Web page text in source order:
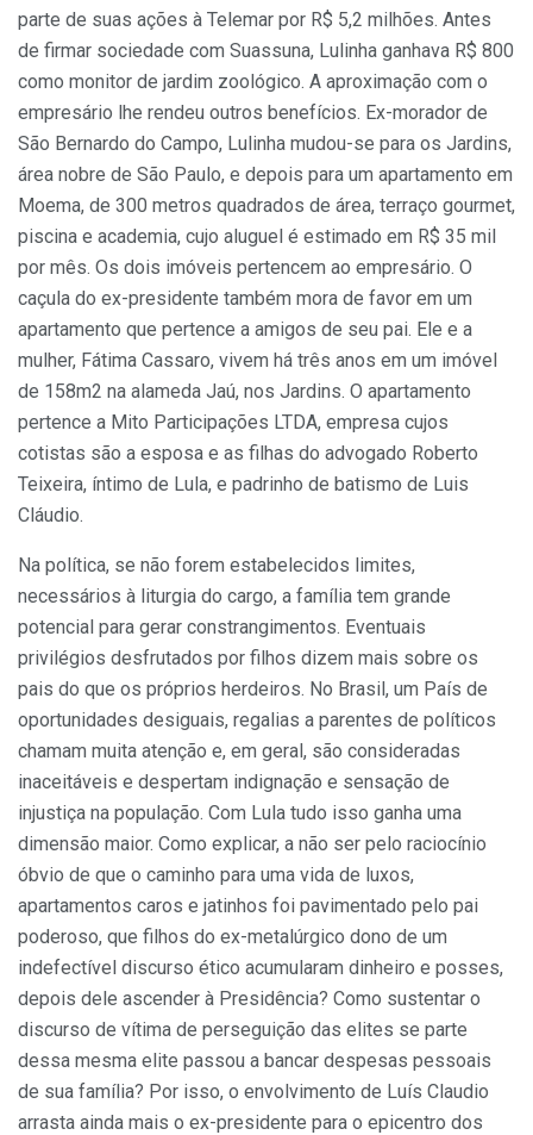
parte de suas ações à Telemar por R$ 5,2 milhões. Antes
de firmar sociedade com Suassuna, Lulinha ganhava R$ 800
como monitor de jardim zoológico. A aproximação com o
empresário lhe rendeu outros benefícios. Ex-morador de
São Bernardo do Campo, Lulinha mudou-se para os Jardins,
área nobre de São Paulo, e depois para um apartamento em
Moema, de 300 metros quadrados de área, terraço gourmet,
piscina e academia, cujo aluguel é estimado em R$ 35 mil
por mês. Os dois imóveis pertencem ao empresário. O
caçula do ex-presidente também mora de favor em um
apartamento que pertence a amigos de seu pai. Ele e a
mulher, Fátima Cassaro, vivem há três anos em um imóvel
de 158m2 na alameda Jaú, nos Jardins. O apartamento
pertence a Mito Participações LTDA, empresa cujos
cotistas são a esposa e as filhas do advogado Roberto
Teixeira, íntimo de Lula, e padrinho de batismo de Luis
Cláudio.
Na política, se não forem estabelecidos limites,
necessários à liturgia do cargo, a família tem grande
potencial para gerar constrangimentos. Eventuais
privilégios desfrutados por filhos dizem mais sobre os
pais do que os próprios herdeiros. No Brasil, um País de
oportunidades desiguais, regalias a parentes de políticos
chamam muita atenção e, em geral, são consideradas
inaceitáveis e despertam indignação e sensação de
injustiça na população. Com Lula tudo isso ganha uma
dimensão maior. Como explicar, a não ser pelo raciocínio
óbvio de que o caminho para uma vida de luxos,
apartamentos caros e jatinhos foi pavimentado pelo pai
poderoso, que filhos do ex-metalúrgico dono de um
indefectível discurso ético acumularam dinheiro e posses,
depois dele ascender à Presidência? Como sustentar o
discurso de vítima de perseguição das elites se parte
dessa mesma elite passou a bancar despesas pessoais
de sua família? Por isso, o envolvimento de Luís Claudio
arrasta ainda mais o ex-presidente para o epicentro dos